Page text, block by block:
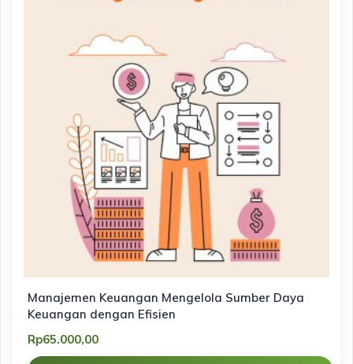
Manajemen Keuangan Mengelola Sumber Daya
Keuangan dengan Efisien
Rp65.000,00